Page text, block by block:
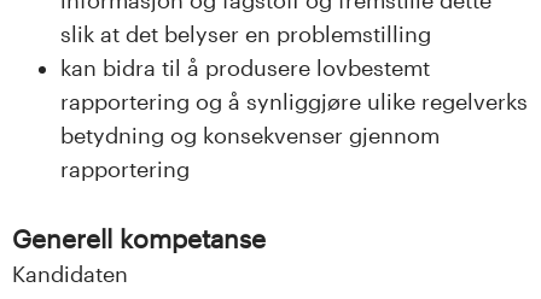
slik at det belyser en problemstilling
kan bidra til å produsere lovbestemt
rapportering og å synliggjøre ulike regelverks
betydning og konsekvenser gjennom
rapportering
Generell kompetanse
Kandidaten